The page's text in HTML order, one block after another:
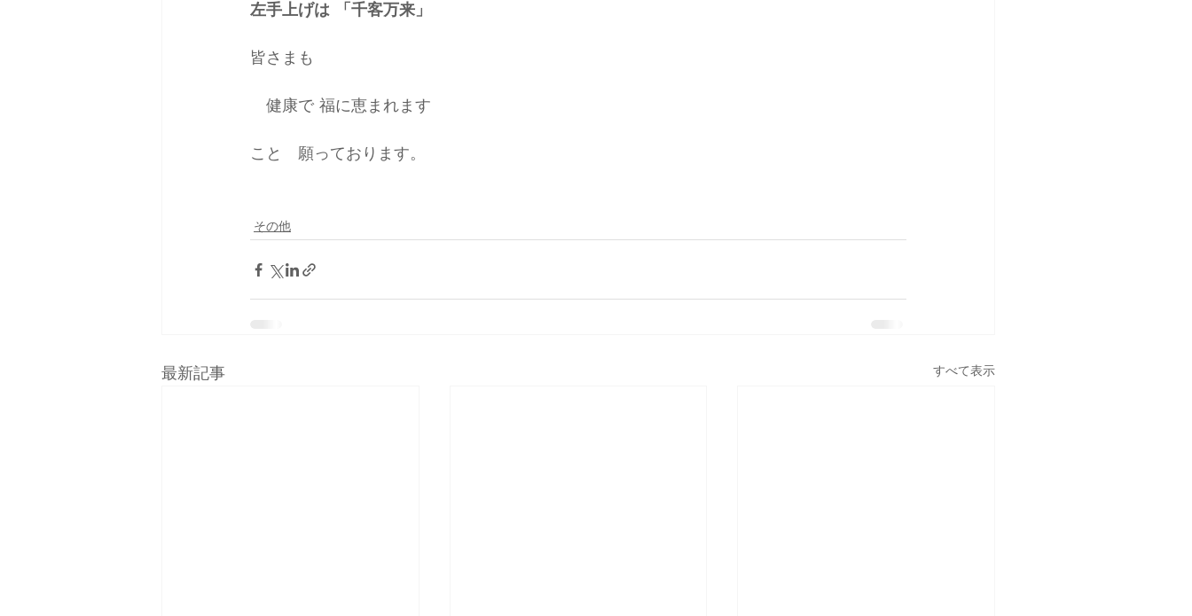
左手上げは 「千客万来」
皆さまも
健康で 福に恵まれます
こと　願っております。
その他
最新記事 すべて表示